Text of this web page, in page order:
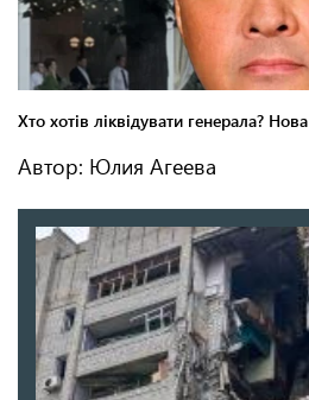
Автор: Юлия Агеева